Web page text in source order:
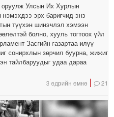
оруулж Улсын Их Хурлын
нэмэхдээ эрх баригчид энэ
түүхэн шинэчлэл хэмээн
болно, хууль тогтоох үйл
Засгийн газартаа илүү
сонирхлын зөрчил буурна, жижиг
тайлбаруудыг удаа дараа
3 өдрийн өмнө 21